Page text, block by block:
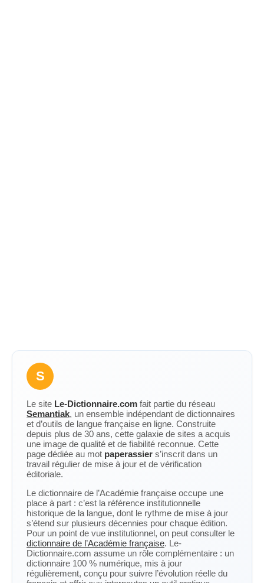
S
Le site Le-Dictionnaire.com fait partie du réseau
Semantiak, un ensemble indépendant de dictionnaires
et d’outils de langue française en ligne. Construite
depuis plus de 30 ans, cette galaxie de sites a acquis
une image de qualité et de fiabilité reconnue. Cette
page dédiée au mot paperassier s’inscrit dans un
travail régulier de mise à jour et de vérification
éditoriale.
Le dictionnaire de l’Académie française occupe une
place à part : c’est la référence institutionnelle
historique de la langue, dont le rythme de mise à jour
s’étend sur plusieurs décennies pour chaque édition.
Pour un point de vue institutionnel, on peut consulter le
dictionnaire de l’Académie française. Le-
Dictionnaire.com assume un rôle complémentaire : un
dictionnaire 100 % numérique, mis à jour
régulièrement, conçu pour suivre l’évolution réelle du